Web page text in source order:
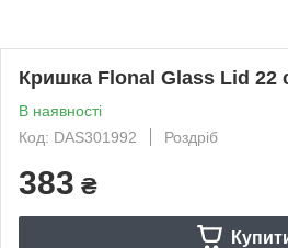
Кришка Flonal Glass Lid 22
В наявності
Код: DAS301992
Роздріб
383 ₴